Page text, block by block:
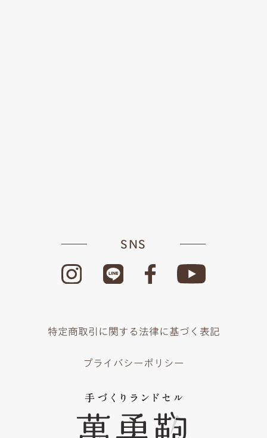
SNS
特定商取引に関する法律に基づく表記
プライバシーポリシー